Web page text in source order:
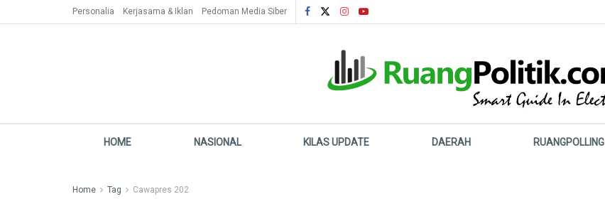
Personalia Kerjasama & Iklan Pedoman Media Siber
HOME NASIONAL KILAS UPDATE DAERAH RUANGPOLLING
Home Tag Cawapres 202